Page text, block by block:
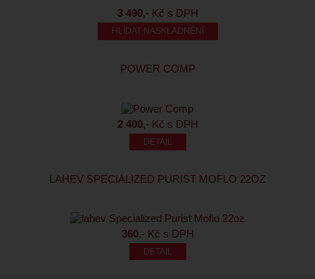
3 490,- Kč s DPH
HLÍDAT NASKLADNĚNÍ
POWER COMP
2 400,- Kč s DPH
LAHEV SPECIALIZED PURIST MOFLO 22OZ
360,- Kč s DPH